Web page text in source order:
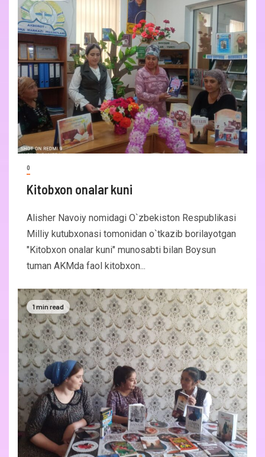
0
Kitobxon onalar kuni
Alisher Navoiy nomidagi O`zbekiston Respublikasi
Milliy kutubxonasi tomonidan o`tkazib borilayotgan
"Kitobxon onalar kuni" munosabti bilan Boysun
tuman AKMda faol kitobxon...
1 min read